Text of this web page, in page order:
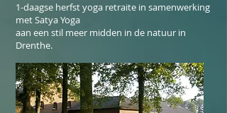
1-daagse herfst yoga retraite in samenwerking
met Satya Yoga
aan een stil meer midden in de natuur in
Drenthe.